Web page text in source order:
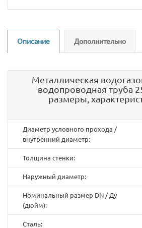
Описание Дополнительно
Металлическая
водопроводная труба
размеры,
Диаметр условного прохода /
внутренний диаметр:
Толщина стенки:
Наружный диаметр:
Номинальный размер DN / Ду
(дюйм):
Сталь: